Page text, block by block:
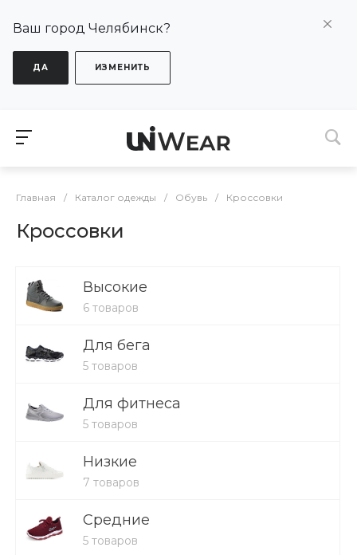
Ваш город Челябинск?
ДА ИЗМЕНИТЬ
Главная / Каталог одежды / Обувь / Кроссовки
Кроссовки
Высокие
6 товаров
Для бега
5 товаров
Для фитнеса
5 товаров
Низкие
7 товаров
Средние
5 товаров